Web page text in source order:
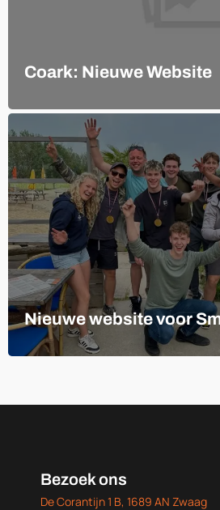
Coark: Nieuwe Website
Nieuwe website voor
Bezoek ons
De Corantijn 1 B, 1689 AN Zwaag